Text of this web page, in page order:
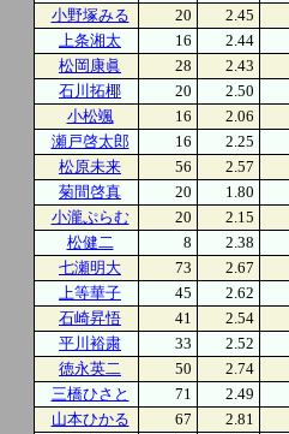
小野塚みる 20 2.45
上条湘太
16 2.44
松岡康眞
28 2.43
石川拓椰
20 2.50
小松颯
16 2.06
瀬戸啓太郎
16 2.25
松原未来
56 2.57
菊間啓真
20 1.80
小瀧ぷらむ
20 2.15
松健二
8 2.38
七瀬明大
73 2.67
上等華子
45 2.62
石崎昇悟
41 2.54
平川裕粛
33 2.52
徳永英二
50 2.74
三橋ひさと
71 2.49
山本ひかる
67 2.81